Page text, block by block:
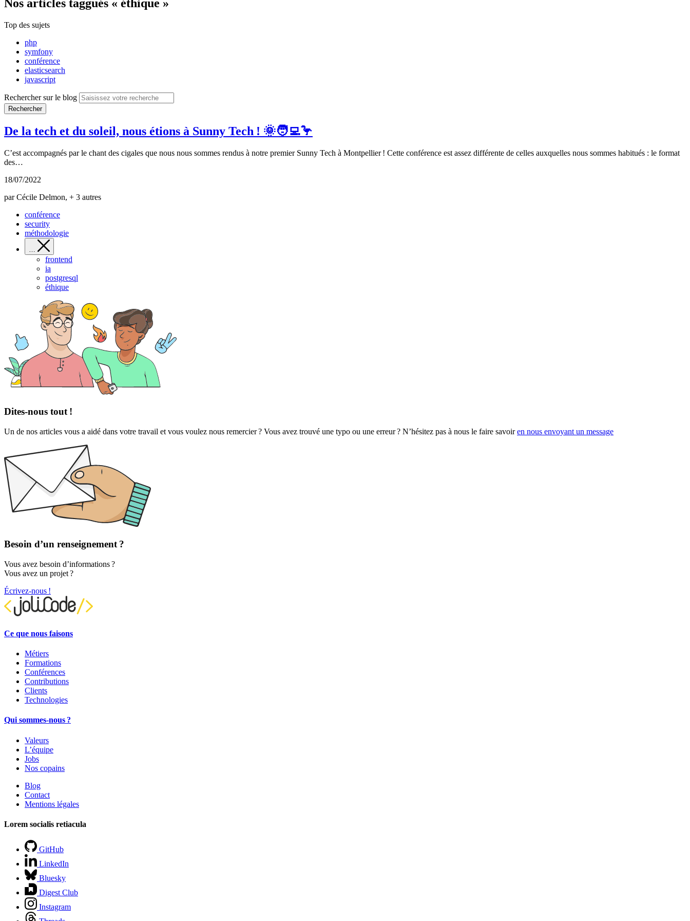
Nos articles taggués « éthique »
Top des sujets
php
symfony
conférence
elasticsearch
javascript
Rechercher sur le blog
Rechercher
De la tech et du soleil, nous étions à Sunny Tech ! 🌞🧑‍💻🦩
C’est accompagnés par le chant des cigales que nous nous sommes rendus à notre premier Sunny Tech à Montpellier ! Cette conférence est assez différente de celles auxquelles nous sommes habitués : le format
des…
18/07/2022
par Cécile Delmon, + 3 autres
conférence
security
méthodologie
frontend
ia
postgresql
éthique
Dites-nous tout !
Un de nos articles vous a aidé dans votre travail et vous voulez nous remercier ? Vous avez trouvé une typo ou une erreur ? N’hésitez pas à nous le faire savoiren nous envoyant un message
Besoin d’un renseignement ?
Vous avez besoin d’informations ?
Vous avez un projet ?
Écrivez-nous !
Ce que nous faisons
Métiers
Formations
Conférences
Contributions
Clients
Technologies
Qui sommes-nous ?
Valeurs
L’équipe
Jobs
Nos copains
Blog
Contact
Mentions légales
Lorem socialis retiacula
GitHub
LinkedIn
Bluesky
Digest Club
Instagram